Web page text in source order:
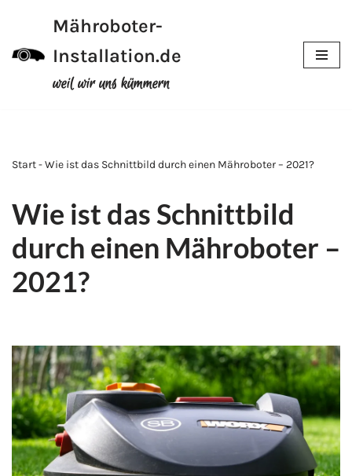
Inhalt
Mähroboter-
Installation.de
weil wir uns kümmern
Start - Wie ist das Schnittbild durch einen Mähroboter – 2021?
Wie ist das Schnittbild
durch einen Mähroboter –
2021?